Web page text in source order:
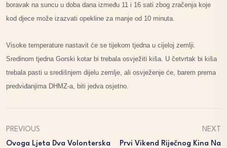
boravak na suncu u doba dana između 11 i 16 sati zbog zračenja koje
kod djece može izazvati opekline za manje od 10 minuta.
Visoke temperature nastavit će se tijekom tjedna u cijeloj zemlji.
Sredinom tjedna Gorski kotar bi trebala osvježiti kiša. U četvrtak bi kiša
trebala pasti u središnjem dijelu zemlje, ali osvježenje će, barem prema
predviđanjima DHMZ-a, biti jedva osjetno.
PREVIOUS
Ovoga Ljeta Dva Volonterska
NEXT
Prvi Vikend Riječnog Kina Na